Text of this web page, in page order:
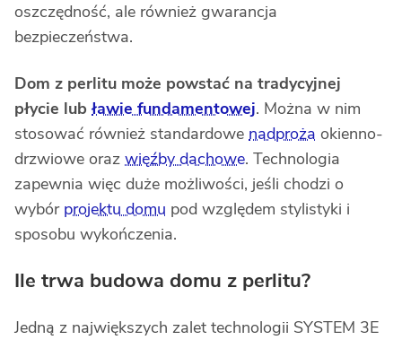
oszczędność, ale również gwarancja
bezpieczeństwa.
Dom z perlitu może powstać na tradycyjnej
płycie lub ławie fundamentowej. Można w nim
stosować również standardowe nadproża okienno-
drzwiowe oraz więźby dachowe. Technologia
zapewnia więc duże możliwości, jeśli chodzi o
wybór projektu domu pod względem stylistyki i
sposobu wykończenia.
Ile trwa budowa domu z perlitu?
Jedną z największych zalet technologii SYSTEM 3E